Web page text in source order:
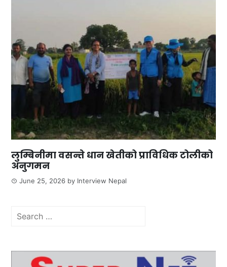
लुम्बिनीमा वसन्ते धान खेतीको प्राविधिक टोलीको
अनुगमन
June 25, 2026 by Interview Nepal
Search